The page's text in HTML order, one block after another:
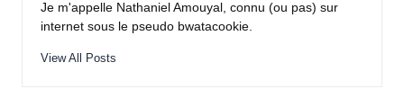
Je m'appelle Nathaniel Amouyal, connu (ou pas) sur
internet sous le pseudo bwatacookie.
View All Posts